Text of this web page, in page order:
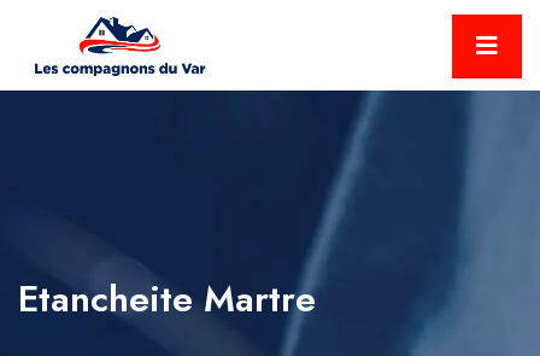
Etancheite Martre